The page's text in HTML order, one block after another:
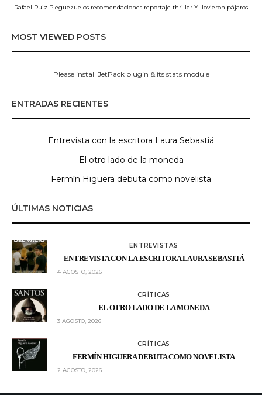
Rafael Ruiz Pleguezuelos recomendaciones reportaje thriller Y llovieron pájaros
MOST VIEWED POSTS
Please install JetPack plugin & its stats module
ENTRADAS RECIENTES
Entrevista con la escritora Laura Sebastiá
El otro lado de la moneda
Fermín Higuera debuta como novelista
ÚLTIMAS NOTICIAS
ENTREVISTAS
ENTREVISTA CON LA ESCRITORA LAURA SEBASTIÁ
4 AGOSTO, 2026
CRÍTICAS
EL OTRO LADO DE LA MONEDA
3 AGOSTO, 2026
CRÍTICAS
FERMÍN HIGUERA DEBUTA COMO NOVELISTA
2 AGOSTO, 2026